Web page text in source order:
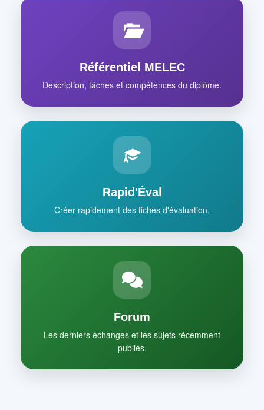
Référentiel MELEC
Description, tâches et compétences du diplôme.
Rapid'Éval
Créer rapidement des fiches d'évaluation.
Forum
Les derniers échanges et les sujets récemment
publiés.